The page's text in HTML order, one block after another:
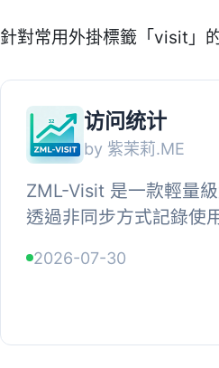
針對常用外掛標籤「visit」
访问统计
by 紫茉莉.ME
ZML-Visit 是一款輕量
透過非同步方式記錄使
擎爬蟲及站長自身的造
2026-07-30